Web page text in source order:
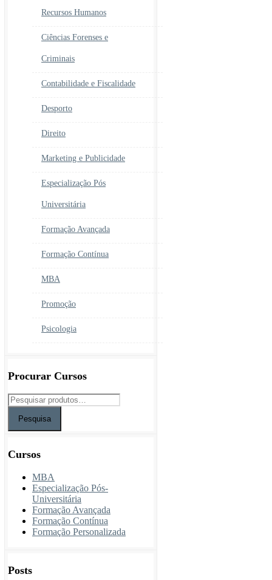
Recursos Humanos
Ciências Forenses e
Criminais
Contabilidade e Fiscalidade
Desporto
Direito
Marketing e Publicidade
Especialização Pós
Universitária
Formação Avançada
Formação Contínua
MBA
Promoção
Psicologia
Procurar Cursos
Pesquisa
Cursos
MBA
Especialização Pós-
Universitária
Formação Avançada
Formação Contínua
Formação Personalizada
Posts